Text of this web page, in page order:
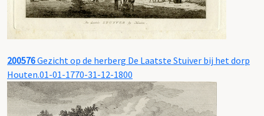
200576Gezicht op de herberg De Laatste Stuiver bij het dorp
Houten.01-01-1770-31-12-1800